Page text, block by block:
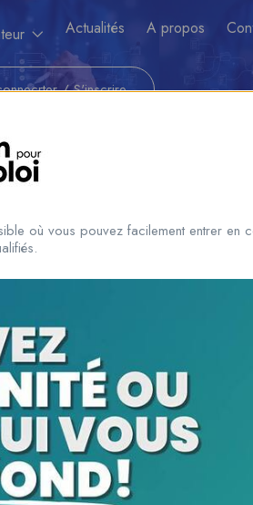
Actualités A propos
/ S'inscrire
E-mail
où vous pouvez facilement entrer en